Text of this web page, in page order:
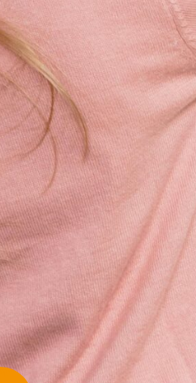
Home » Nieuws »
kunnen zich dom
zijn.